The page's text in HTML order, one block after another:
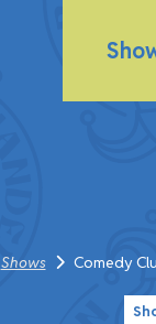
Shows Comedy